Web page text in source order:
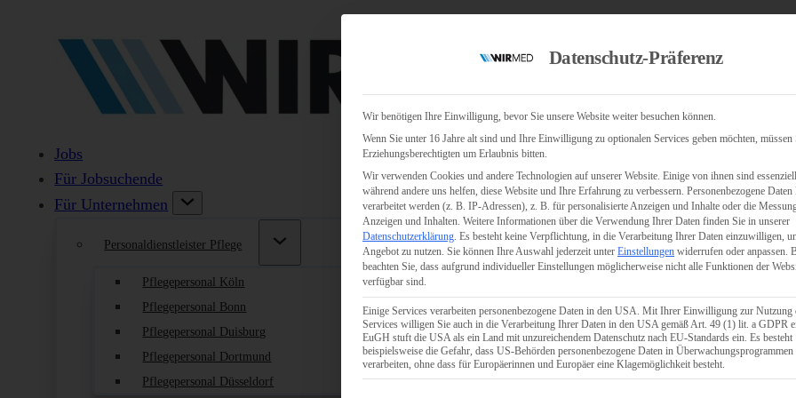
Jobs
Für Jobsuchende
Für Unternehmen
Personaldienstleister Pflege
Pflegepersonal Köln
Pflegepersonal Bonn
Pflegepersonal Duisburg
Pflegepersonal Dortmund
Pflegepersonal Düsseldorf
Datenschutz-Präferenz
Wir benötigen Ihre Einwilligung, bevor Sie unsere Website weiter besuchen können.
Wenn Sie unter 16 Jahre alt sind und Ihre Einwilligung zu optionalen Services geben möchten, müssen
Erziehungsberechtigten um Erlaubnis bitten.
Wir verwenden Cookies und andere Technologien auf unserer Website. Einige von ihnen sind
während andere uns helfen, diese Website und Ihre Erfahrung zu verbessern. Personenbezogene Daten
verarbeitet werden (z. B. IP-Adressen), z. B. für personalisierte Anzeigen und Inhalte oder die
Anzeigen und Inhalten. Weitere Informationen über die Verwendung Ihrer Daten finden Sie in unserer
Datenschutzerklärung. Es besteht keine Verpflichtung, in die Verarbeitung Ihrer Daten einzuwilligen,
Angebot zu nutzen. Sie können Ihre Auswahl jederzeit unter Einstellungen widerrufen oder anpassen.
beachten Sie, dass aufgrund individueller Einstellungen möglicherweise nicht alle Funktionen der
verfügbar sind.
Einige Services verarbeiten personenbezogene Daten in den USA. Mit Ihrer Einwilligung zur Nutzung
Services willigen Sie auch in die Verarbeitung Ihrer Daten in den USA gemäß Art. 49 (1) lit. a GDPR
EuGH stuft die USA als ein Land mit unzureichendem Datenschutz nach EU-Standards ein. Es besteht
beispielsweise die Gefahr, dass US-Behörden personenbezogene Daten in Überwachungsprogrammen
verarbeiten, ohne dass für Europäerinnen und Europäer eine Klagemöglichkeit besteht.